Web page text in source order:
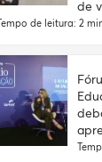
de
de leitura: 2